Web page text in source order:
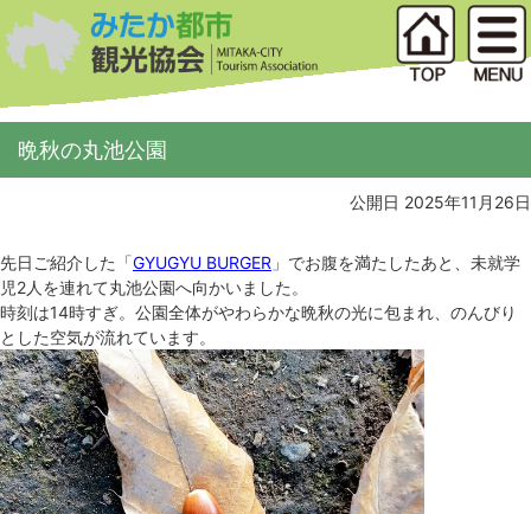
晩秋の丸池公園
公開日 2025年11月26日
先日ご紹介した「GYUGYU BURGER 」でお腹を満たしたあと、未就学
児2人を連れて丸池公園へ向かいました。
時刻は14時すぎ。公園全体がやわらかな晩秋の光に包まれ、のんびり
とした空気が流れています。